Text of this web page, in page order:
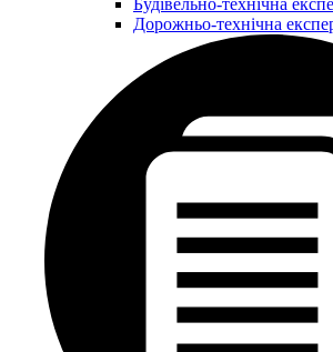
Будівельно-технічна
Дорожньо-технічна